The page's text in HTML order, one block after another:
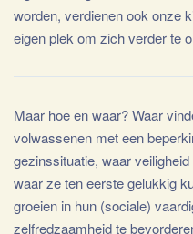
worden, verdienen ook onze
eigen plek om zich verder te
Maar hoe en waar? Waar
volwassenen met een
gezinssituatie, waar
waar ze ten eerste gelukkig
groeien in hun (sociale)
zelfredzaamheid te